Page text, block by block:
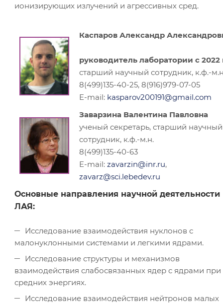
ионизирующих излучений и агрессивных сред.
Каспаров Александр
руководитель лаборатории с 2022
старший научный сотрудник, к.ф.-
8(499)135-40-25, 8(916)979-07-05
E-mail: kasparov200191@gmail.com
Заварзина Валентина Павловна
ученый секретарь, старший научный
сотрудник, к.ф.-м.н.
8(499)135-40-63
E-mail: zavarzin@inr.ru,
zavarz@sci.lebedev.ru
Основные направления научной деятельности
ЛАЯ:
Исследование взаимодействия нуклонов с
малонуклонными системами и легкими ядрами.
Исследование структуры и механизмов
взаимодействия слабосвязанных ядер с ядрами при
средних энергиях.
Исследование взаимодействия нейтронов малых